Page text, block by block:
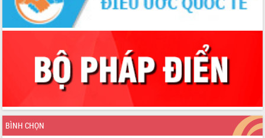
Đắk Lắk nâng cao hiệu quả công tác
Đảng từ Sổ tay đảng viên điện tử
Đắk Lắk đẩy mạnh nuôi biển công
bền vững
Tập huấn nâng cao năng lực triển khai
chuyển đổi số cho cán bộ, công chức
Đắk Lắk phát động hưởng ứng Ngày
Quyền của người tiêu dùng Việt Nam
2026
BÌNH CHỌN